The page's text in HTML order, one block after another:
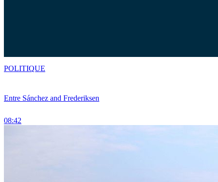
Entre Sánchez and Frederiksen
08:42
POLITIQUE